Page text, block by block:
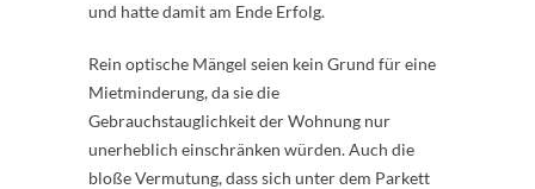
und hatte damit am Ende Erfolg.
Rein optische Mängel seien kein Grund für eine
Mietminderung, da sie die
Gebrauchstauglichkeit der Wohnung nur
unerheblich einschränken würden. Auch die
bloße Vermutung, dass sich unter dem Parkett